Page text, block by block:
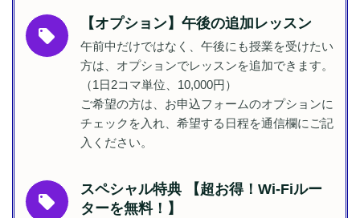
local_offer
【オプション】午後の追加レッスン
午前中だけではなく、午後にも授業を受けたい
方は、オプションでレッスンを追加できます。
（1日2コマ単位、10,000円）
ご希望の方は、お申込フォームのオプションに
チェックを入れ、希望する日程を通信欄にご記
入ください。
local_offer
スペシャル特典 【超お得！Wi-Fiルー
ターを無料！】